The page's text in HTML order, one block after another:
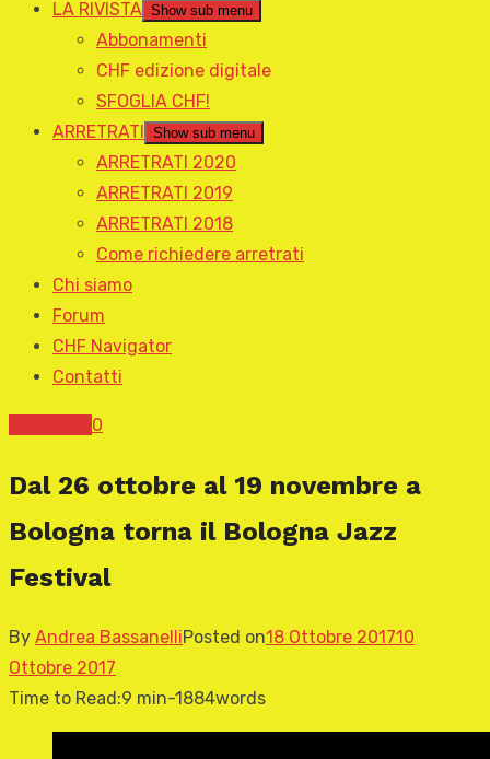
LA RIVISTA Show sub menu
Abbonamenti
CHF edizione digitale
SFOGLIA CHF!
ARRETRATI
Show sub menu
ARRETRATI 2020
ARRETRATI 2019
ARRETRATI 2018
Come richiedere arretrati
Chi siamo
Forum
CHF Navigator
Contatti
0
Dal 26 ottobre al 19 novembre a
Bologna torna il Bologna Jazz
Festival
By Andrea BassanelliPosted on18 Ottobre 201710
Ottobre 2017
Time to Read:9 min-1884words